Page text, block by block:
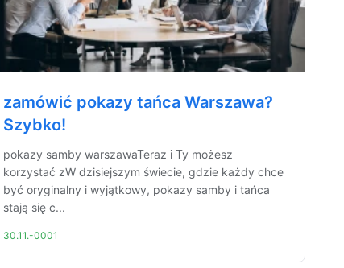
zamówić pokazy tańca Warszawa?
Szybko!
pokazy samby warszawaTeraz i Ty możesz
korzystać zW dzisiejszym świecie, gdzie każdy chce
być oryginalny i wyjątkowy, pokazy samby i tańca
stają się c...
30.11.-0001